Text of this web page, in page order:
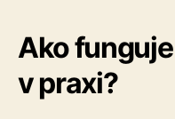
Ako
v praxi?